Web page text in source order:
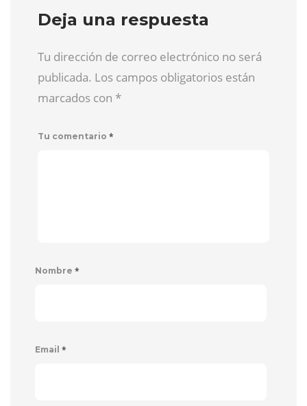
Deja una respuesta
Tu dirección de correo electrónico no será
publicada. Los campos obligatorios están
marcados con *
Tu comentario *
Nombre *
Email *